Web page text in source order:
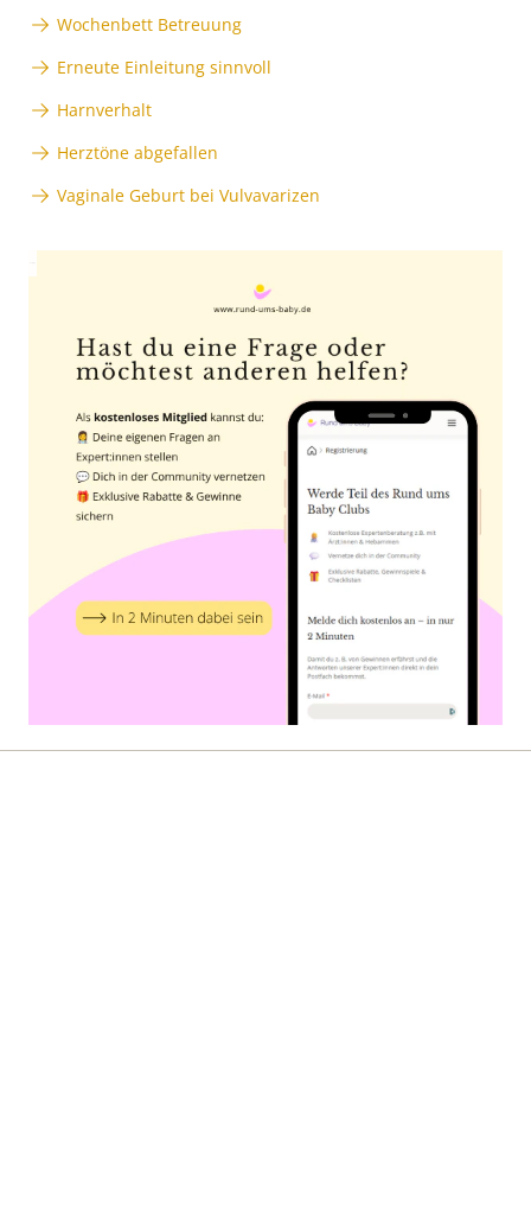
Wochenbett Betreuung
Erneute Einleitung sinnvoll
Harnverhalt
Herztöne abgefallen
Vaginale Geburt bei Vulvavarizen